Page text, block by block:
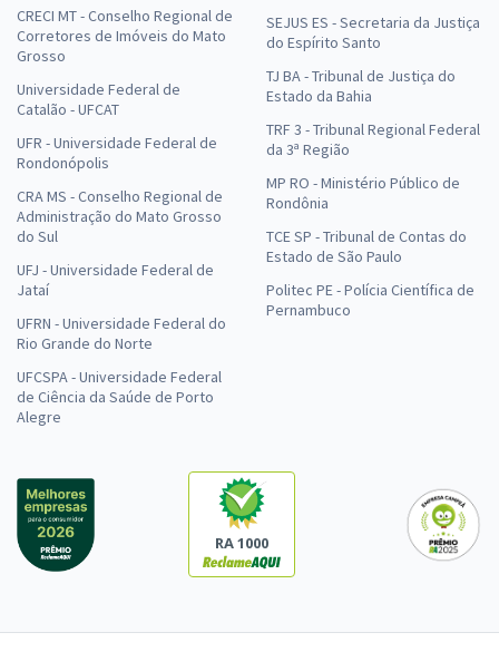
CRECI MT - Conselho Regional de
Corretores de Imóveis do Mato
Grosso
Universidade Federal de
Catalão - UFCAT
UFR - Universidade Federal de
Rondonópolis
CRA MS - Conselho Regional de
Administração do Mato Grosso
do Sul
UFJ - Universidade Federal de
Jataí
UFRN - Universidade Federal do
Rio Grande do Norte
UFCSPA - Universidade Federal
de Ciência da Saúde de Porto
Alegre
SEJUS ES - Secretaria da Justiça
do Espírito Santo
TJ BA - Tribunal de Justiça do
Estado da Bahia
TRF 3 - Tribunal Regional Federal
da 3ª Região
MP RO - Ministério Público de
Rondônia
TCE SP - Tribunal de Contas do
Estado de São Paulo
Politec PE - Polícia Científica de
Pernambuco
RA 1000